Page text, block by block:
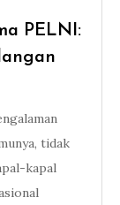
PELNI:
tidak
kapal